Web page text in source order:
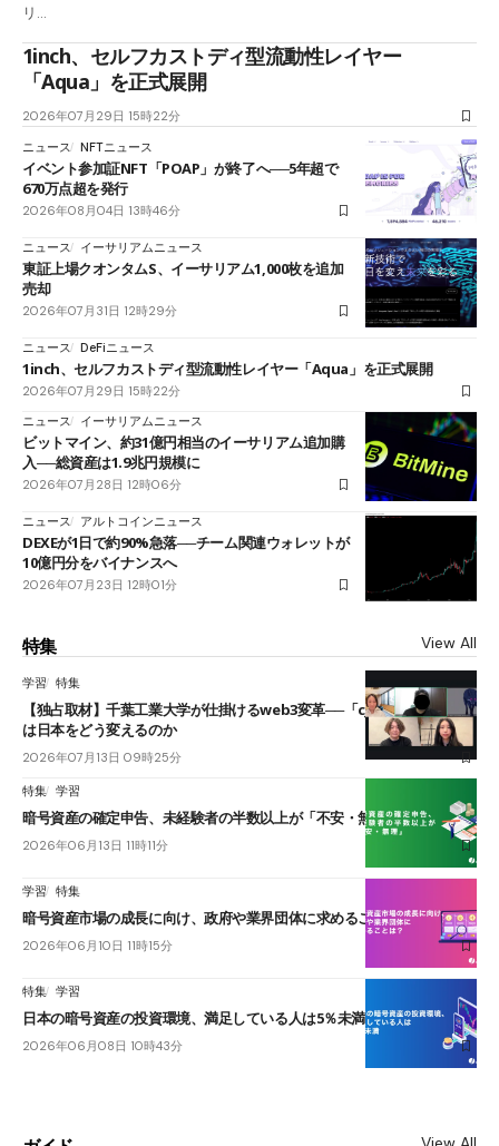
リ…
1inch、セルフカストディ型流動性レイヤー
「Aqua」を正式展開
2026年07月29日 15時22分
ニュース NFTニュース
イベント参加証NFT「POAP」が終了へ──5年超で
670万点超を発行
2026年08月04日 13時46分
ニュース イーサリアムニュース
東証上場クオンタムS、イーサリアム1,000枚を追加
売却
2026年07月31日 12時29分
ニュース DeFiニュース
1inch、セルフカストディ型流動性レイヤー「Aqua」を正式展開
2026年07月29日 15時22分
ニュース
イーサリアムニュース
ビットマイン、約31億円相当のイーサリアム追加購
入──総資産は1.9兆円規模に
2026年07月28日 12時06分
ニュース アルトコインニュース
DEXEが1日で約90%急落──チーム関連ウォレットが
10億円分をバイナンスへ
2026年07月23日 12時01分
特集 View All
学習 特集
【独占取材】千葉工業大学が仕掛けるweb3変革──「cJPY」とAIの融合
は日本をどう変えるのか
2026年07月13日 09時25分
特集 学習
暗号資産の確定申告、未経験者の半数以上が「不安・無理」
2026年06月13日 11時11分
学習 特集
暗号資産市場の成長に向け、政府や業界団体に求めることは？
2026年06月10日 11時15分
特集 学習
日本の暗号資産の投資環境、満足している人は5％未満
2026年06月08日 10時43分